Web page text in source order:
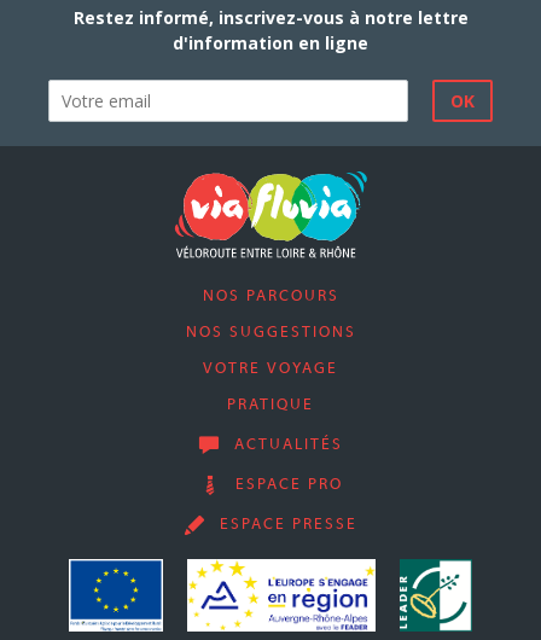
Restez informé, inscrivez-vous à notre lettre
d'information en ligne
NOS PARCOURS
NOS SUGGESTIONS
VOTRE VOYAGE
PRATIQUE
ACTUALITÉS
ESPACE PRO
ESPACE PRESSE